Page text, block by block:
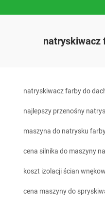
natryskiwacz
natryskiwacz farby do
najlepszy przenośny
maszyna do natrysku
cena silnika do maszyny
koszt izolacji ścian
cena maszyny do